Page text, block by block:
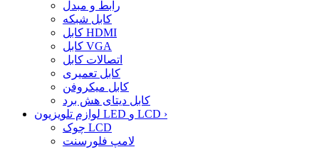
رابط و مبدل
کابل شبکه
کابل HDMI
کابل VGA
اتصالات کابل
کابل تعمیری
کابل میکروفن
کابل دیتای هش برد
لوازم تلویزیون LED و LCD ›
چوک LCD
لامپ فلورسنت